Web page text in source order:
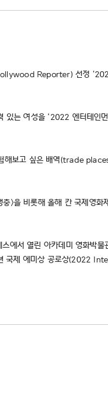
Hollywood Reporter) 선정
는 여성을 ‘2022 엔터테
보고 싶은 배역(trade
을 비롯해 올해 칸 국제영
서 열린 아카데미 영화박
국제 에미상 공로상